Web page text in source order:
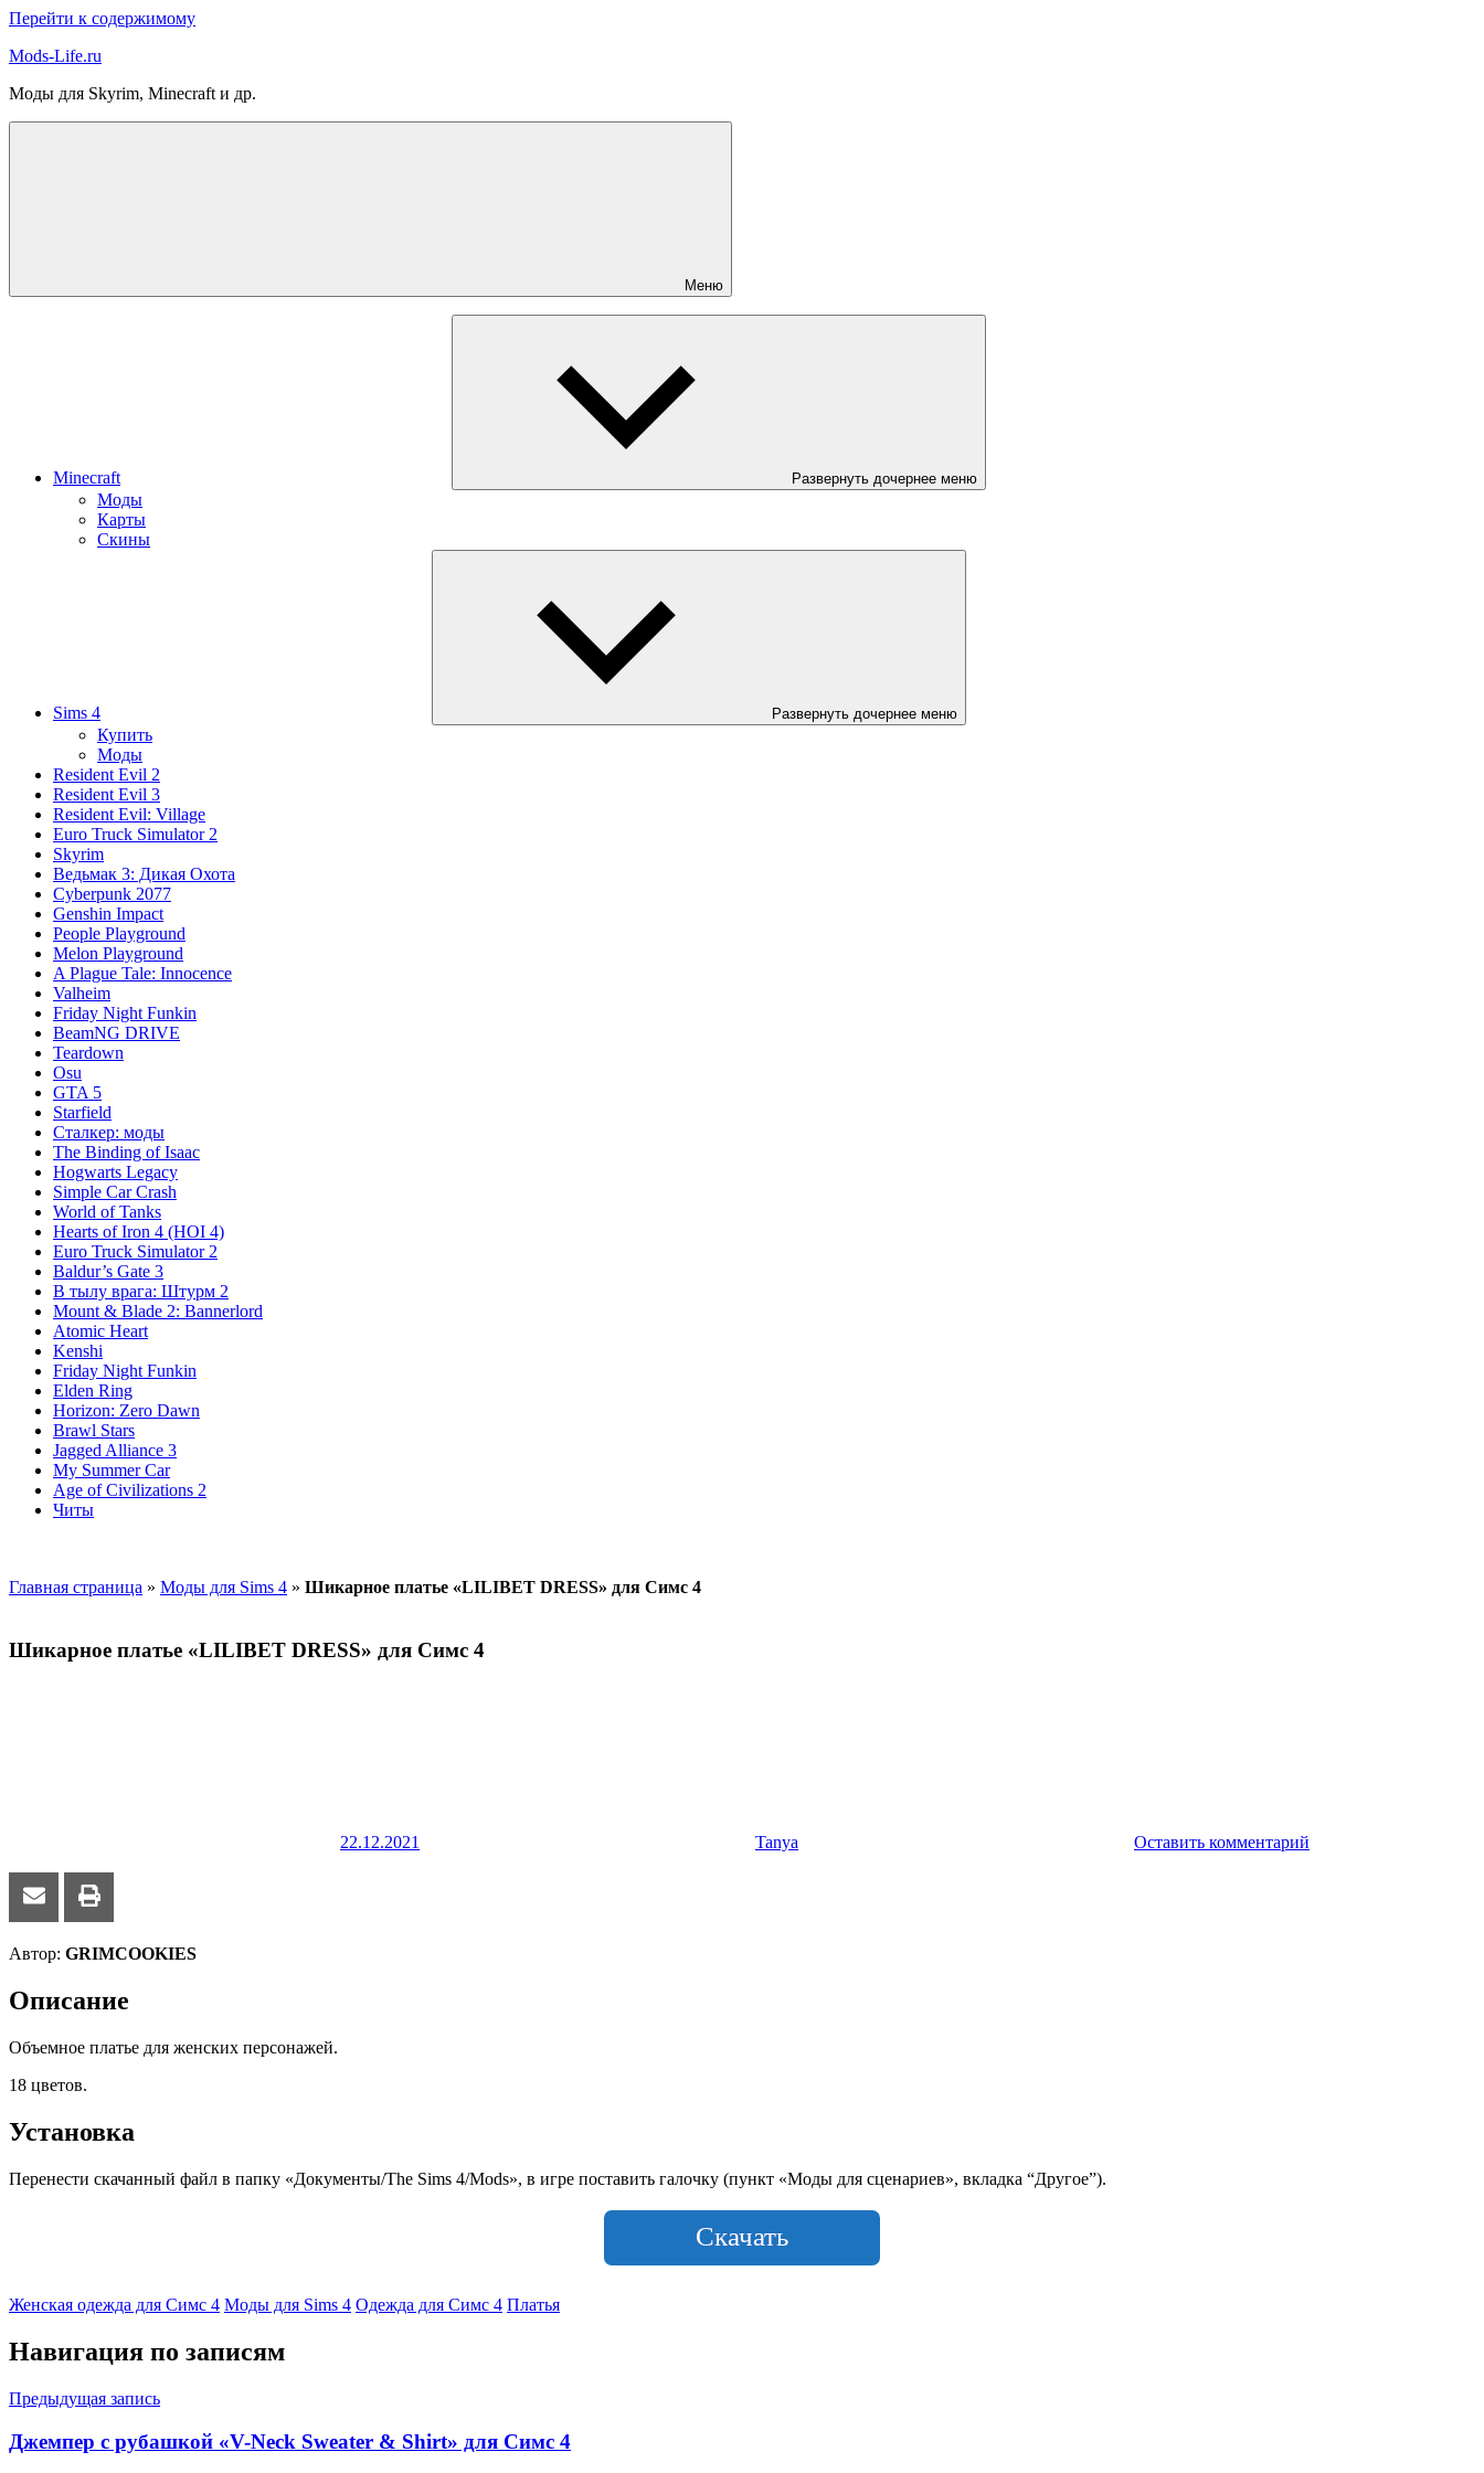
Перейти к содержимому
Mods-Life.ru
Моды для Skyrim, Minecraft и др.
Меню
Minecraft Развернуть дочернее меню
Моды
Карты
Скины
Sims 4 Развернуть дочернее меню
Купить
Моды
Resident Evil 2
Resident Evil 3
Resident Evil: Village
Euro Truck Simulator 2
Skyrim
Ведьмак 3: Дикая Охота
Cyberpunk 2077
Genshin Impact
People Playground
Melon Playground
A Plague Tale: Innocence
Valheim
Friday Night Funkin
BeamNG DRIVE
Teardown
Osu
GTA 5
Starfield
Сталкер: моды
The Binding of Isaac
Hogwarts Legacy
Simple Car Crash
World of Tanks
Hearts of Iron 4 (HOI 4)
Euro Truck Simulator 2
Baldur’s Gate 3
В тылу врага: Штурм 2
Mount & Blade 2: Bannerlord
Atomic Heart
Kenshi
Friday Night Funkin
Elden Ring
Horizon: Zero Dawn
Brawl Stars
Jagged Alliance 3
My Summer Car
Age of Civilizations 2
Читы
Главная страница » Моды для Sims 4 » Шикарное платье «LILIBET DRESS» для Симс 4
Шикарное платье «LILIBET DRESS» для Симс 4
22.12.2021 Tanya Оставить комментарий
Автор: GRIMCOOKIES
Описание
Объемное платье для женских персонажей.
18 цветов.
Установка
Перенести скачанный файл в папку «Документы/The Sims 4/Mods», в игре поставить галочку (пункт «Моды для сценариев», вкладка “Другое”).
Скачать
Женская одежда для Симс 4 Моды для Sims 4 Одежда для Симс 4 Платья
Навигация по записям
Предыдущая запись
Джемпер с рубашкой «V-Neck Sweater & Shirt» для Симс 4